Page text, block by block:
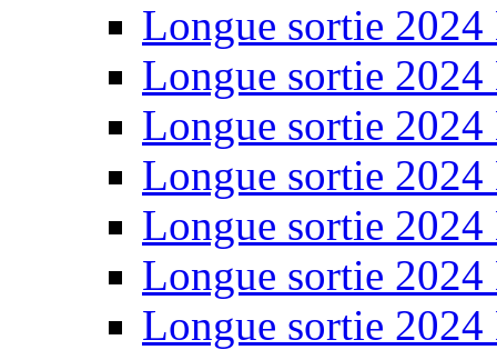
Longue sortie 2024
Longue sortie 2024
Longue sortie 2024
Longue sortie 2024
Longue sortie 2024
Longue sortie 2024
Longue sortie 2024